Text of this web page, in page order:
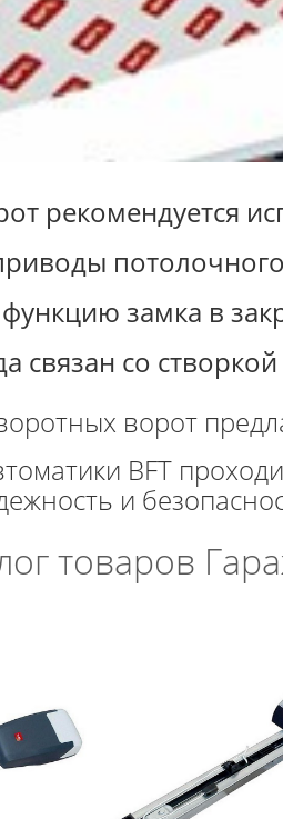
рекомендуется
замка в
связан со
ворот
BFT
и
товаров